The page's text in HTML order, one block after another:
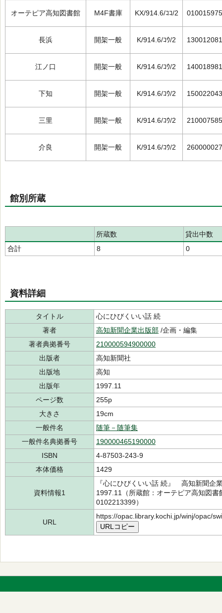
オーテピア高知図書館 M4F書庫 KX/914.6/ｺｺ/2
長浜 開架一般 K/914.6/ｺｳ/2
江ノ口 開架一般 K/914.6/ｺｳ/2
下知 開架一般 K/914.6/ｺｳ/2
三里 開架一般 K/914.6/ｺｳ/2
介良 開架一般 K/914.6/ｺｳ/2
館別所蔵
所蔵数
貸出中数
合計
8 0
資料詳細
タイトル
心にひびくいい話 続
著者
高知新聞企業出版部 /企画・編集
著者典拠番号
210000594900000
出版者
高知新聞社
出版地
高知
出版年
1997.11
ページ数
255p
大きさ
19cm
一般件名
随筆－随筆集
一般件名典拠番号
190000465190000
ISBN
4-87503-243-9
本体価格
1429
資料情報1
『心にひびくいい話 続』 高知新聞
1997.11（所蔵館：オーテピア高知
0102213399）
URL
https://opac.library.kochi.jp/winj/opac/
URLコピー